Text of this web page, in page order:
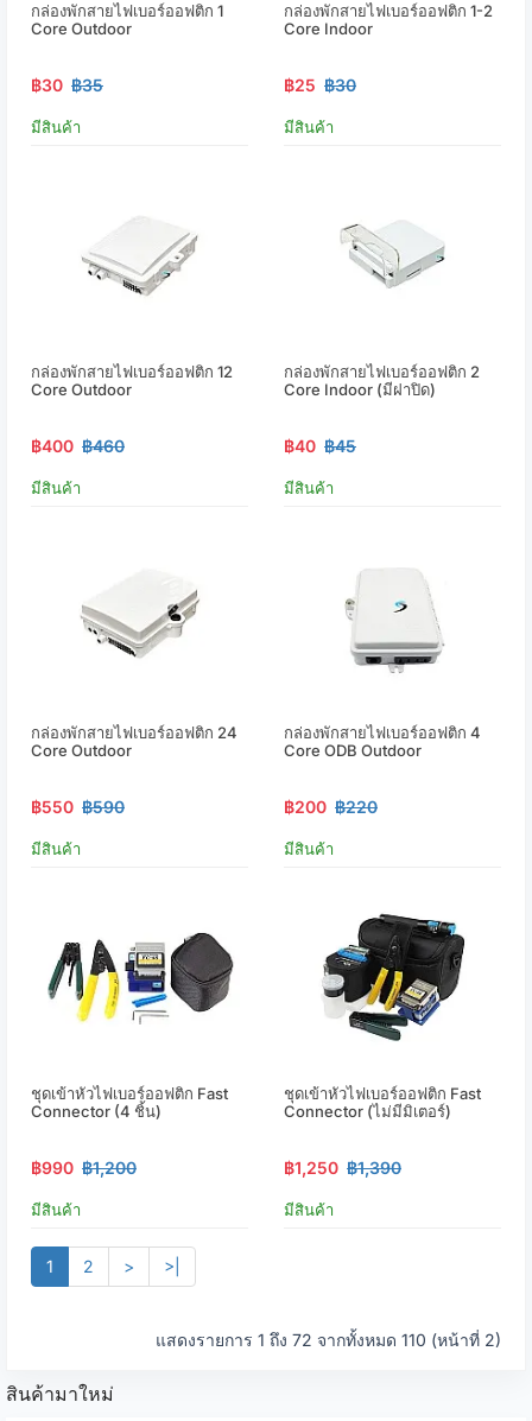
กล่องพักสายไฟเบอร์ออฟติก 1
Core Outdoor
฿30 ฿35
มีสินค้า
กล่องพักสายไฟเบอร์ออฟติก 1-2
Core Indoor
฿25 ฿30
มีสินค้า
กล่องพักสายไฟเบอร์ออฟติก 12
Core Outdoor
฿400 ฿460
มีสินค้า
กล่องพักสายไฟเบอร์ออฟติก 2
Core Indoor (มีฝาปิด)
฿40 ฿45
มีสินค้า
กล่องพักสายไฟเบอร์ออฟติก 24
Core Outdoor
฿550 ฿590
มีสินค้า
กล่องพักสายไฟเบอร์ออฟติก 4
Core ODB Outdoor
฿200 ฿220
มีสินค้า
ชุดเข้าหัวไฟเบอร์ออฟติก Fast
Connector (4 ชิ้น)
฿990 ฿1,200
มีสินค้า
ชุดเข้าหัวไฟเบอร์ออฟติก Fast
Connector (ไม่มีมิเตอร์)
฿1,250 ฿1,390
มีสินค้า
1 2 > >|
แสดงรายการ 1 ถึง 72 จากทั้งหมด 110 (หน้าที่ 2)
สินค้ามาใหม่